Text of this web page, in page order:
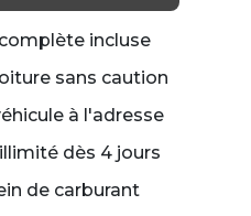
incluse
sans caution
à l'adresse
dès 4 jours
de carburant